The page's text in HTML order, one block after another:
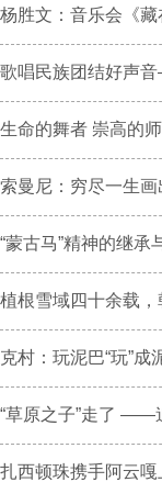
杨胜文：音乐会《
歌唱民族团结好声
生命的舞者 崇高的
索曼尼：穷尽一生画
“蒙古马”精神的继
植根雪域四十余载，
克村：玩泥巴“玩”成
“草原之子”走了 ——
扎西顿珠携手阿云嘎